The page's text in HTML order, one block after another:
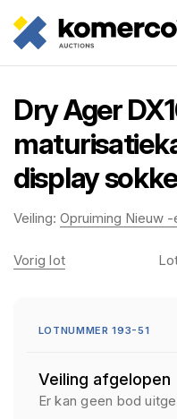
Dry Ager
display
Veiling: Opruiming Nieuw
Vorig lot
LOTNUMMER 193-51
Veiling afgelopen
Er kan geen bod